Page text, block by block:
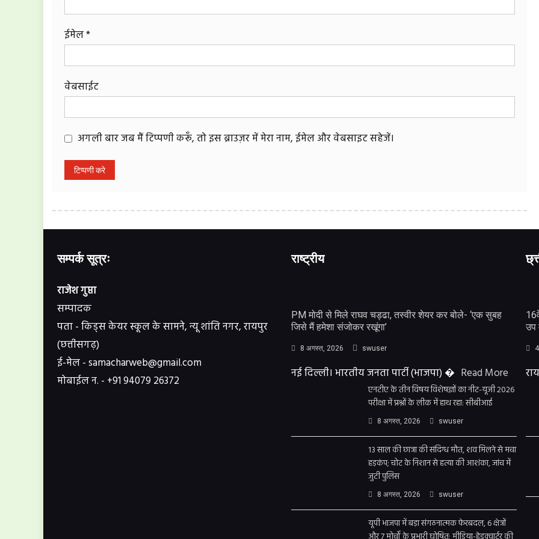
ईमेल*
वेबसाईट
अगली बार जब मैं टिप्पणी करूँ, तो इस ब्राउज़र में मेरा नाम, ईमेल और वेबसाइट सहेजें।
सम्पर्क सूत्रः
राजेश गुप्ता
सम्पादक
पता - किड्स केयर स्कूल के सामने, न्यू शांति नगर, रायपुर
(छत्तीसगढ़)
ई-मेल - samacharweb@gmail.com
मोबाईल न. - +91 94079 26372
राष्ट्रीय
PM मोदी से मिले राघव चड्ढा, तस्वीर शेयर कर बोले- ‘एक सुबह
जिसे मैं हमेशा संजोकर रखूंगा’
8 अगस्त, 2026 swuser
नई दिल्ली। भारतीय जनता पार्टी (भाजपा) � Read More
एनटीए के तीन विषय विशेषज्ञों का नीट-यूजी 2026
परीक्षा में प्रश्नों के लीक में हाथ रहा: सीबीआई
8 अगस्त, 2026 swuser
13 साल की छात्रा की संदिग्ध मौत, शव मिलने से मचा
हड़कंप; चोट के निशान से हत्या की आशंका, जांच में
जुटी पुलिस
8 अगस्त, 2026 swuser
यूपी भाजपा में बड़ा संगठनात्मक फेरबदल, 6 क्षेत्रों
उप